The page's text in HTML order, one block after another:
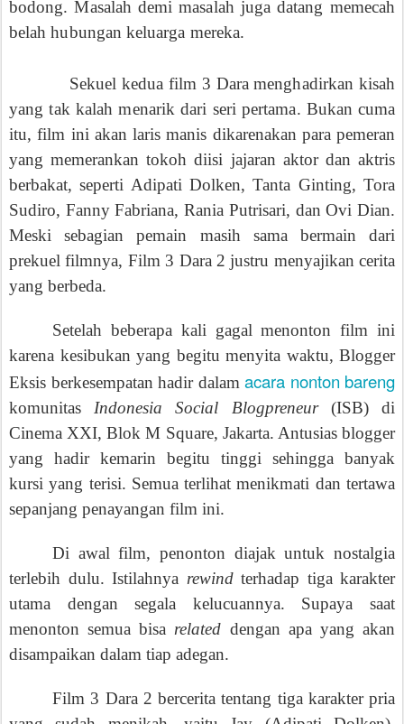
bodong. Masalah demi masalah juga datang memecah
belah hubungan keluarga mereka.
Sekuel kedua film 3 Dara menghadirkan kisah
yang tak kalah menarik dari seri pertama. Bukan cuma
itu, film ini akan laris manis dikarenakan para pemeran
yang memerankan tokoh diisi jajaran aktor dan aktris
berbakat, seperti Adipati Dolken, Tanta Ginting, Tora
Sudiro, Fanny Fabriana, Rania Putrisari, dan Ovi Dian.
Meski sebagian pemain masih sama bermain dari
prekuel filmnya, Film 3 Dara 2 justru menyajikan cerita
yang berbeda.
Setelah beberapa kali gagal menonton film ini
karena kesibukan yang begitu menyita waktu, Blogger
Eksis berkesempatan hadir dalam acara nonton bareng
komunitas Indonesia Social Blogpreneur(ISB) di
Cinema XXI, Blok M Square, Jakarta. Antusias blogger
yang hadir kemarin begitu tinggi sehingga banyak
kursi yang terisi. Semua terlihat menikmati dan tertawa
sepanjang penayangan film ini.
Di awal film, penonton diajak untuk nostalgia
terlebih dulu. Istilahnya rewindterhadap tiga karakter
utama dengan segala kelucuannya. Supaya saat
menonton semua bisa related dengan apa yang akan
disampaikan dalam tiap adegan.
Film 3 Dara 2 bercerita tentang tiga karakter pria